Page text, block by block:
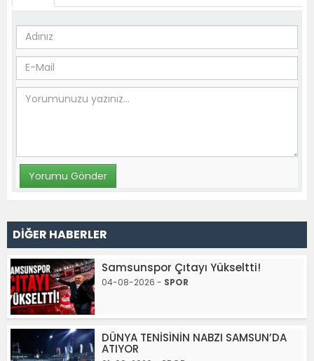
DİĞER HABERLER
Samsunspor Çıtayı Yükseltti!
04-08-2026 - SPOR
DÜNYA TENİSİNİN NABZI SAMSUN’DA
ATIYOR